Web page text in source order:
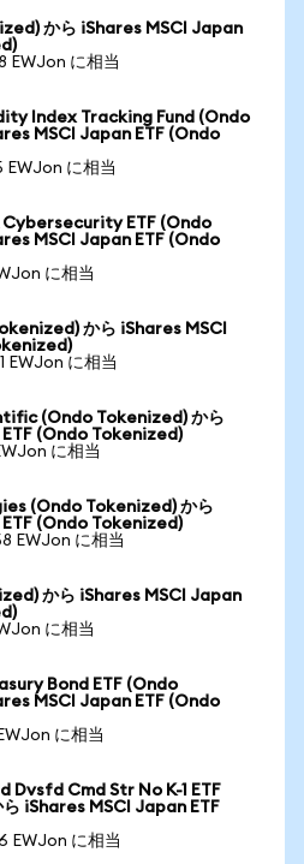
から iShares MSCI Japan
EWJon に相当
Index Tracking Fund (Ondo
MSCI Japan ETF (Ondo
EWJon に相当
Cybersecurity ETF (Ondo
MSCI Japan ETF (Ondo
に相当
から iShares MSCI
EWJon に相当
(Ondo Tokenized) から
(Ondo Tokenized)
に相当
(Ondo Tokenized) から
(Ondo Tokenized)
EWJon に相当
から iShares MSCI Japan
に相当
Bond ETF (Ondo
MSCI Japan ETF (Ondo
に相当
Dvsfd Cmd Str No K-1 ETF
iShares MSCI Japan ETF
EWJon に相当